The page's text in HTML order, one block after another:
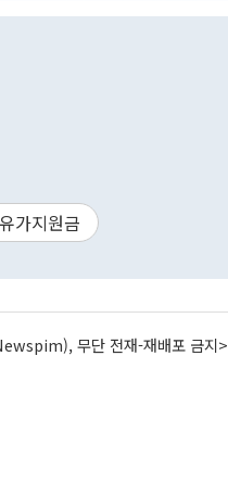
가지원금
무단 전재-재배포 금지>